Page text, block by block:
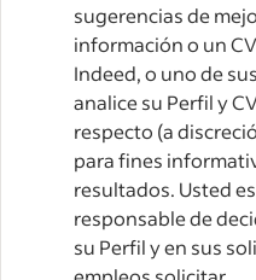
sugerencias de
información o un
Indeed, o uno de
analice su Perfil y
respecto (a
para fines
resultados. Usted
responsable de
su Perfil y en sus